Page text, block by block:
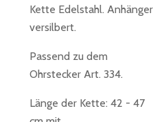
Kette Edelstahl. Anhänger
versilbert.
Passend zu dem
Ohrstecker Art. 334.
Länge der Kette: 42 - 47